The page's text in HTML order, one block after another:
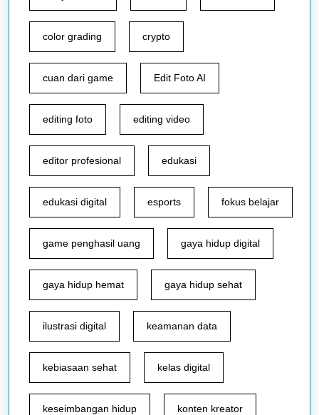
color grading crypto
cuan dari game Edit Foto AI
editing foto editing video
editor profesional edukasi
edukasi digital esports fokus belajar
game penghasil uang gaya hidup digital
gaya hidup hemat gaya hidup sehat
ilustrasi digital keamanan data
kebiasaan sehat kelas digital
keseimbangan hidup konten kreator